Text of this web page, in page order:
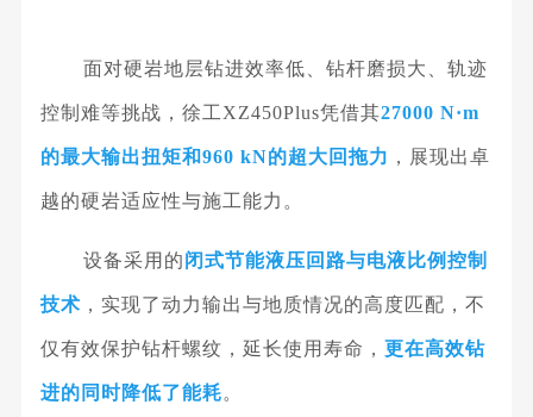
面对硬岩地层钻进效率低、钻杆磨损大、轨迹
控制难等挑战，徐工 XZ450Plus凭借其27000 N·m
的最大输出扭矩和960 kN的超大回拖力 ，展现出卓
越的硬岩适应性与施工能力。
设备采用的闭式节能液压回路与电液比例控制
技术 ，实现了动力输出与地质情况的高度匹配，不
仅有效保护钻杆螺纹，延长使用寿命， 更在高效钻
进的同时降低了能耗。